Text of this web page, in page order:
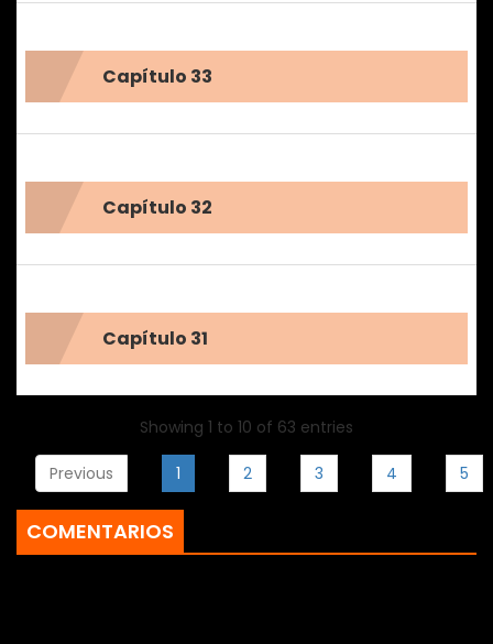
Capítulo 33
Capítulo 32
Capítulo 31
Showing 1 to 10 of 63 entries
Previous 1 2 3 4 5
COMENTARIOS